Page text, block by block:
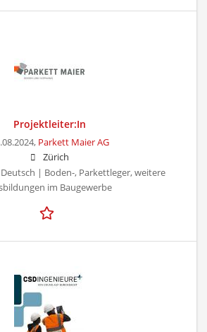
Projektleiter:In
Parkett Maier AG
Zürich
| Boden-, Parkettleger, weitere
im Baugewerbe